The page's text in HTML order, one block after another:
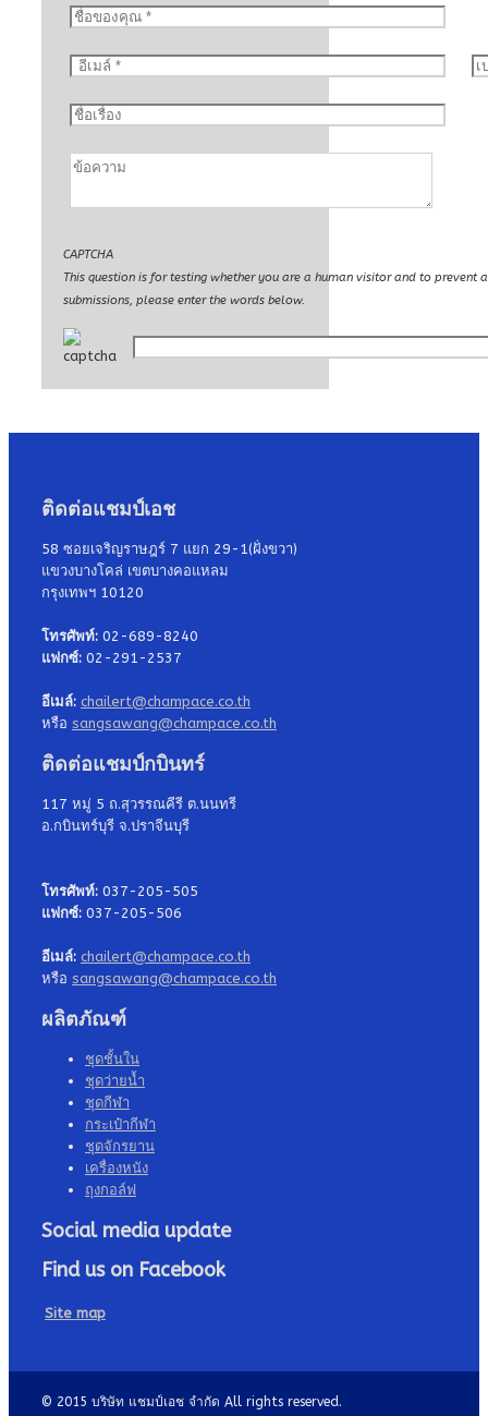
CAPTCHA
This question is for testing whether you are a human visitor and to prevent
submissions, please enter the words below.
ติดต่อแชมป์เอช
58 ซอยเจริญราษฎร์ 7 แยก 29-1(ฝั่งขวา)
แขวงบางโคล่ เขตบางคอแหลม
กรุงเทพฯ 10120
โทรศัพท์: 02-689-8240
แฟกซ์: 02-291-2537
อีเมล์: chailert@champace.co.th
หรือ sangsawang@champace.co.th
ติดต่อแชมป์กบินทร์
117 หมู่ 5 ถ.สุวรรณคีรี ต.นนทรี
อ.กบินทร์บุรี จ.ปราจีนบุรี
โทรศัพท์: 037-205-505
แฟกซ์: 037-205-506
อีเมล์: chailert@champace.co.th
หรือ sangsawang@champace.co.th
ผลิตภัณฑ์
ชุดชั้นใน
ชุดว่ายน้ำ
ชุดกีฬา
กระเป๋ากีฬา
ชุดจักรยาน
เครื่องหนัง
ถุงกอล์ฟ
Social media update
Find us on Facebook
Site map
© 2015 บริษัท แชมป์เอช จำกัด All rights reserved.